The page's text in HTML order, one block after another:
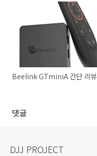
Beelink GTminiA 간단 리뷰
댓글
DJJ PROJECT